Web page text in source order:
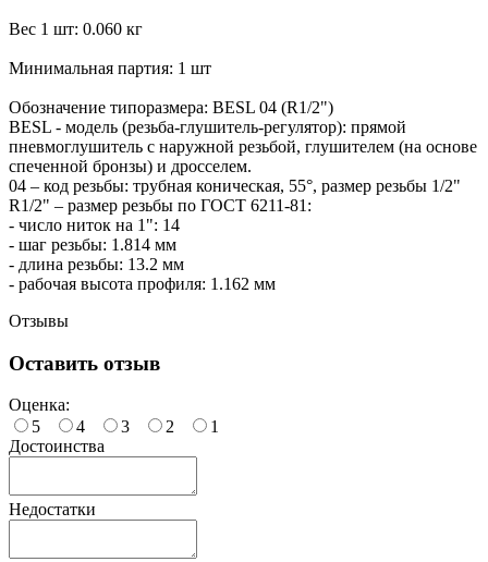
Вес 1 шт: 0.060 кг
Минимальная партия: 1 шт
Обозначение типоразмера: BESL 04 (R1/2")
BESL - модель (резьба-глушитель-регулятор): прямой
пневмоглушитель с наружной резьбой, глушителем (на основе
спеченной бронзы) и дросселем.
04 – код резьбы: трубная коническая, 55°, размер резьбы 1/2"
R1/2" – размер резьбы по ГОСТ 6211-81:
- число ниток на 1": 14
- шаг резьбы: 1.814 мм
- длина резьбы: 13.2 мм
- рабочая высота профиля: 1.162 мм
Отзывы
Оставить отзыв
Оценка:
5
4 3 2
1
Достоинства
Недостатки